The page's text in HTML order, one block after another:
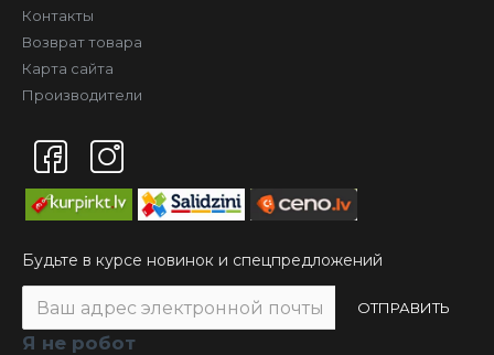
Контакты
Возврат товара
Карта сайта
Производители
Будьте в курсе новинок и спецпредложений
ОТПРАВИТЬ
Я не робот